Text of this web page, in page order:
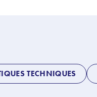
TECHNIQUES